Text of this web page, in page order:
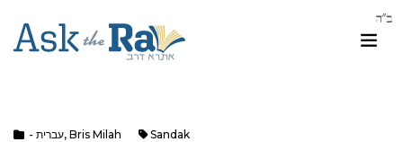
- עברית, Bris Milah Sandak